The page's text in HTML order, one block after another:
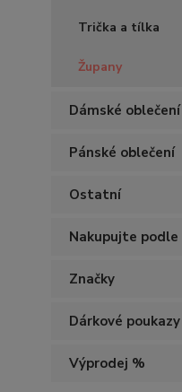
Trička a tílka
Župany
Dámské oblečení
Pánské oblečení
Ostatní
Nakupujte podle
Značky
Dárkové poukazy
Výprodej %